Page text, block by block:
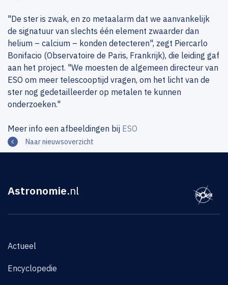
"De ster is zwak, en zo metaalarm dat we aanvankelijk
de signatuur van slechts één element zwaarder dan
helium – calcium – konden detecteren", zegt Piercarlo
Bonifacio (Observatoire de Paris, Frankrijk), die leiding gaf
aan het project. "We moesten de algemeen directeur van
ESO om meer telescooptijd vragen, om het licht van de
ster nog gedetailleerder op metalen te kunnen
onderzoeken."
Meer info een afbeeldingen bij ESO
Naar nieuwsoverzicht
Astronomie.nl
Actueel
Encyclopedie